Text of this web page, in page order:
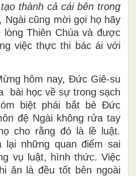
thành cả cái bên trong
Ngài cũng mời gọi họ hãy
lòng Thiên Chúa và được
việc thực thi bác ái với
hôm nay, Đức Giê-su
bài học về sự trong sạch
biệt phái bắt bẻ Đức
đệ Ngài không rửa tay
cho rằng đó là lề luật.
lại những quan điểm sai
vụ luật, hình thức. Việc
ăn là đều tốt bên ngoài